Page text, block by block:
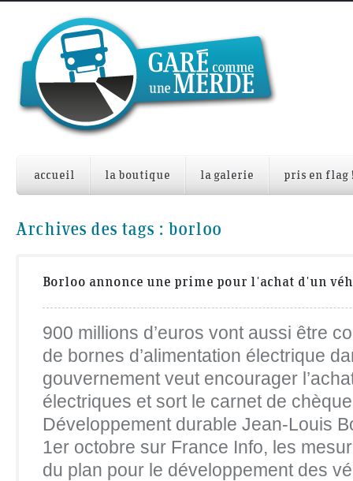
accueil la boutique la galerie pris en flag
Archives des tags : borloo
Borloo annonce une prime pour l'achat d'un
900 millions d’euros vont aussi être
de bornes d’alimentation électrique
gouvernement veut encourager
électriques et sort le carnet de
Développement durable Jean-Louis
1er octobre sur France Info, les
du plan pour le développement des